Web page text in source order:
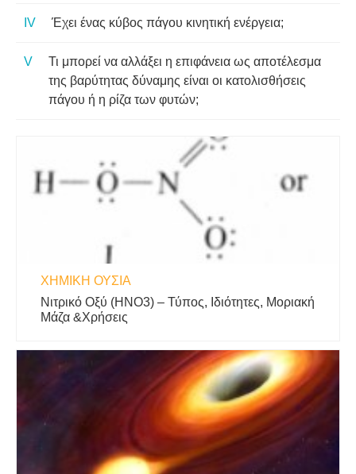
Έχει ένας κύβος πάγου κινητική ενέργεια;
Τι μπορεί να αλλάξει η επιφάνεια ως αποτέλεσμα
της βαρύτητας δύναμης είναι οι κατολισθήσεις
πάγου ή η ρίζα των φυτών;
ΧΗΜΙΚΉ ΟΥΣΊΑ
Νιτρικό Οξύ (HNO3) – Τύπος, Ιδιότητες, Μοριακή
Μάζα &Χρήσεις